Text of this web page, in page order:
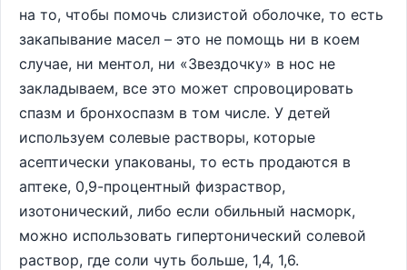
на то, чтобы помочь слизистой оболочке, то есть
закапывание масел – это не помощь ни в коем
случае, ни ментол, ни «Звездочку» в нос не
закладываем, все это может спровоцировать
спазм и бронхоспазм в том числе. У детей
используем солевые растворы, которые
асептически упакованы, то есть продаются в
аптеке, 0,9-процентный физраствор,
изотонический, либо если обильный насморк,
можно использовать гипертонический солевой
раствор, где соли чуть больше, 1,4, 1,6.